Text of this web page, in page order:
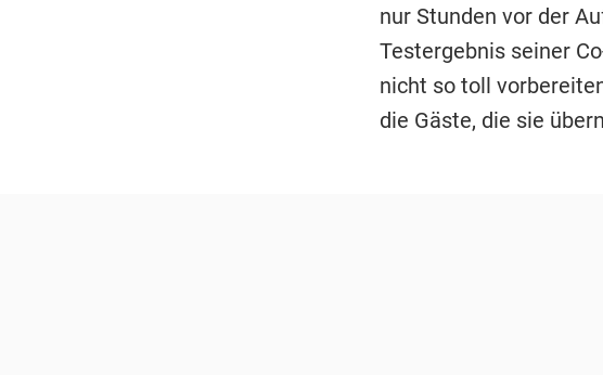
nur Stunden vor der
Testergebnis seiner
nicht so toll
die Gäste, die sie